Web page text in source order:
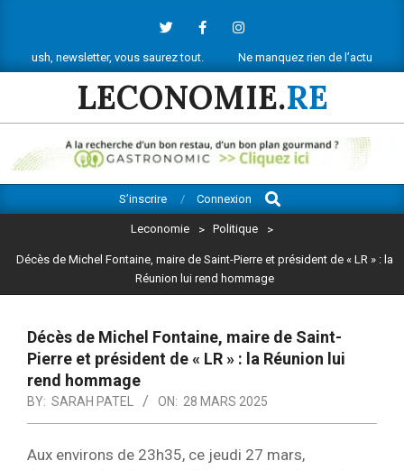
content
newsletter, vous saurez tout. Ne manquez rien de l’actu économique
LECONOMIE.RE
Navigation
S’inscrire Connexion
Search
Leconomie > Politique >
Décès de Michel Fontaine, maire de Saint-Pierre et président de « LR » : la
Réunion lui rend hommage
Décès de Michel Fontaine, maire de Saint-
Pierre et président de « LR » : la Réunion lui
rend hommage
BY: SARAH PATEL ON: 28 MARS 2025
Aux environs de 23h35, ce jeudi 27 mars,